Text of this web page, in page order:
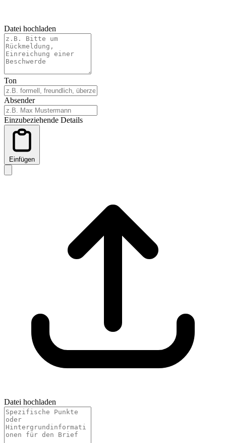
Datei hochladen
Ton
Absender
Einzubeziehende Details
Einfügen
Datei hochladen